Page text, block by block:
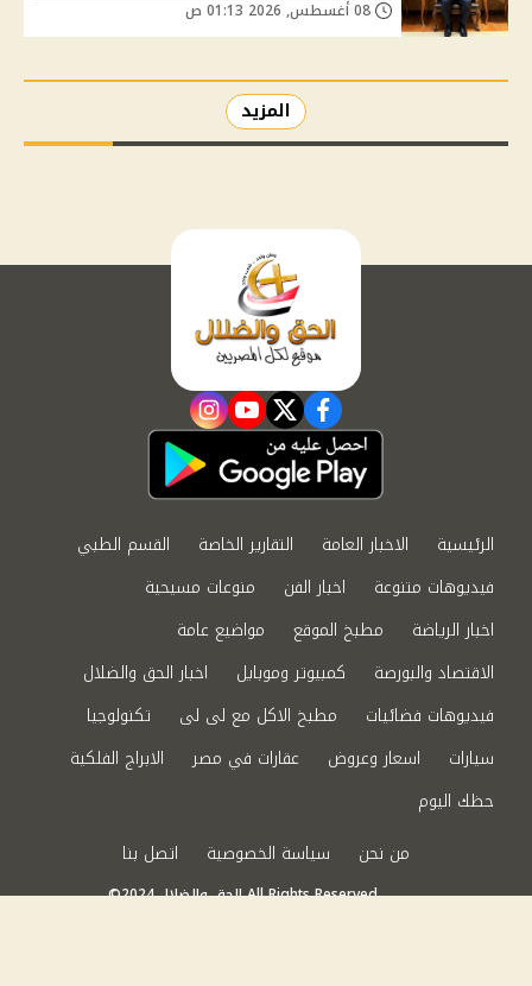
المزيد
facebook
twitter
youtube
instagram
الرئيسية الاخبار العامة التقارير الخاصة
القسم الطبي
فيديوهات متنوعة
اخبار الفن
منوعات مسيحية
اخبار الرياضة
مطبخ الموقع
مواضيع عامة
الاقتصاد والبورصة
كمبيوتر وموبايل
اخبار الحق والضلال
فيديوهات فضائيات
مطبخ الاكل مع لى لى
تكنولوجيا
سيارات
اسعار وعروض عقارات في مصر
الابراج الفلكية
حظك اليوم
من نحن
سياسة الخصوصية اتصل بنا
©2024 الحق والضلال All Rights Reserved.